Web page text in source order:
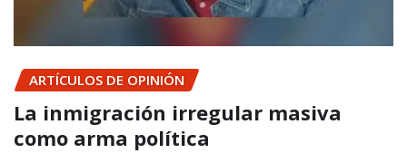
ARTÍCULOS DE OPINIÓN
La inmigración irregular masiva
como arma política